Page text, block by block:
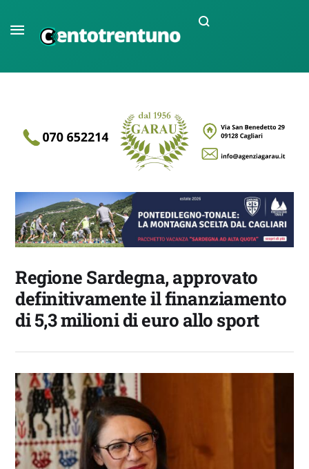
Regione Sardegna, approvato
definitivamente il finanziamento
di 5,3 milioni di euro allo sport